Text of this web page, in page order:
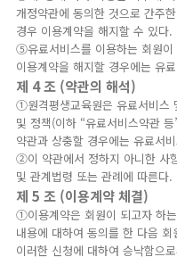
개정약관에 동의한 것으로 간주
경우 이용계약을 해지할 수 있다.
⑤유료서비스를 이용하는 회원
이용계약을 해지할 경우에는 유
제 4 조 (약관의 해석)
①원격평생교육원은 유료서비스
및 정책(이하 “유료서비스약관
약관과 상충할 경우에는 유료서
②이 약관에서 정하지 아니한 사
및 관계법령 또는 관례에 따른다.
제 5 조 (이용계약 체결)
①이용계약은 회원이 되고자 하
내용에 대하여 동의를 한 다음
이러한 신청에 대하여 승낙함으